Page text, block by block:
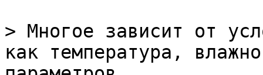
> Многое зависит от
как температура,